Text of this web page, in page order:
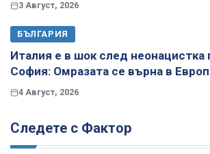
3 Август, 2026
БЪЛГАРИЯ
Италия е в шок след неонацистка
София: Омразата се върна в
4 Август, 2026
Следете с Фактор